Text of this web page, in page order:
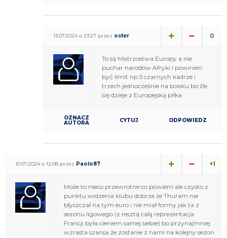
13.07.2024 o 23:27 przez oster 0
To są Mistrzostwa Europy a nie
puchar narodów Afryki i powinien
być limit np 5 czarnych kadrze i
trzech jednocześnie na boisku bo źle
się dzieje z Europejską piłka
OZNACZ
AUTORA CYTUJ ODPOWIEDZ
10.07.2024 o 12:08 przez Paolo87 +1
Może to nieco przewrotne co powiem ale czysto z
punktu widzenia klubu dobrze że Thuram nie
błyszczał na tym euro i nie miał formy jak ta z
sezonu ligowego (z resztą całą reprezentacja
Francji była cieniem samej siebie) bo przynajmniej
wzrasta szansa że zostanie z nami na kolejny sezon